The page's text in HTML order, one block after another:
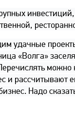
удачные
«Волга»
и рассчитывают
Надо